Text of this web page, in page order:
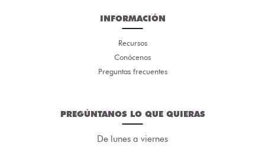
INFORMACIÓN
Recursos
Conócenos
Preguntas frecuentes
PREGÚNTANOS LO QUE QUIERAS
De lunes a viernes